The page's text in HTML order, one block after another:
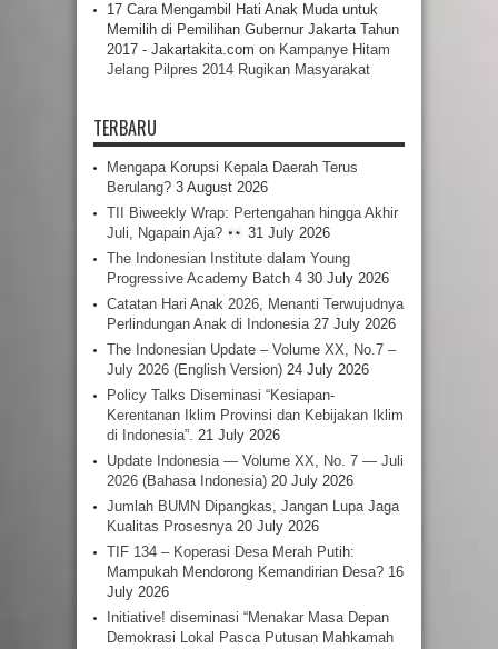
17 Cara Mengambil Hati Anak Muda untuk
Memilih di Pemilihan Gubernur Jakarta Tahun
2017 - Jakartakita.com on Kampanye Hitam
Jelang Pilpres 2014 Rugikan Masyarakat
TERBARU
Mengapa Korupsi Kepala Daerah Terus
Berulang? 3 August 2026
TII Biweekly Wrap: Pertengahan hingga Akhir
Juli, Ngapain Aja?
31 July 2026
The Indonesian Institute dalam Young
Progressive Academy Batch 4 30 July 2026
Catatan Hari Anak 2026, Menanti Terwujudnya
Perlindungan Anak di Indonesia 27 July 2026
The Indonesian Update – Volume XX, No.7 –
July 2026 (English Version) 24 July 2026
Policy Talks Diseminasi “Kesiapan-
Kerentanan Iklim Provinsi dan Kebijakan Iklim
di Indonesia”. 21 July 2026
Update Indonesia — Volume XX, No. 7 — Juli
2026 (Bahasa Indonesia) 20 July 2026
Jumlah BUMN Dipangkas, Jangan Lupa Jaga
Kualitas Prosesnya 20 July 2026
TIF 134 – Koperasi Desa Merah Putih:
Mampukah Mendorong Kemandirian Desa? 16
July 2026
Initiative! diseminasi “Menakar Masa Depan
Demokrasi Lokal Pasca Putusan Mahkamah